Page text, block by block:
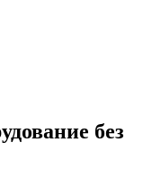
без